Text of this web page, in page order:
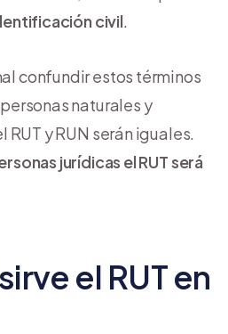
civil
confundir estos términos
naturales y
y RUN serán iguales.
jurídicas el RUT será
el RUT en